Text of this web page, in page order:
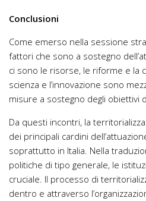
Conclusioni
Come emerso nella sessione
fattori che sono a sostegno
ci sono le risorse, le riforme e la
scienza e l’innovazione sono
misure a sostegno degli obiettivi
Da questi incontri, la
dei principali cardini
soprattutto in Italia. Nella
politiche di tipo generale, le
cruciale. Il processo di
dentro e attraverso